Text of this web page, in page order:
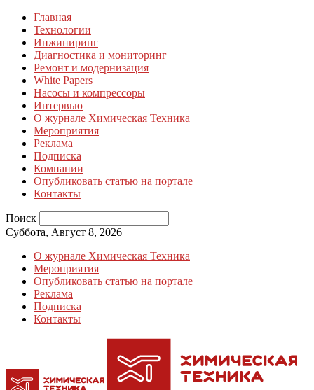
Главная
Технологии
Инжиниринг
Диагностика и мониторинг
Ремонт и модернизация
White Papers
Насосы и компрессоры
Интервью
О журнале Химическая Техника
Мероприятия
Реклама
Подписка
Компании
Опубликовать статью на портале
Контакты
Поиск
Суббота, Август 8, 2026
О журнале Химическая Техника
Мероприятия
Опубликовать статью на портале
Реклама
Подписка
Контакты